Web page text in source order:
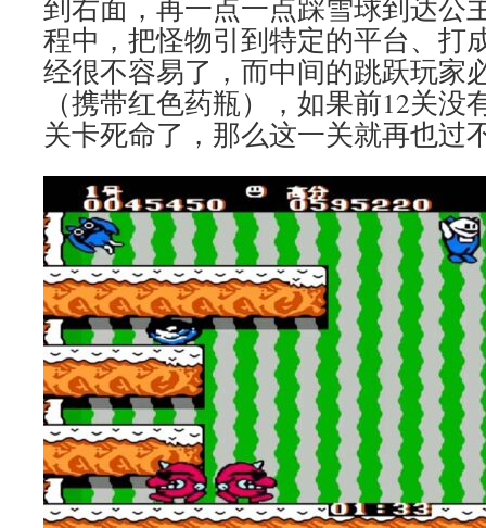
到右面，再一点一点踩雪球到达公
程中，把怪物引到特定的平台、打
经很不容易了，而中间的跳跃玩家
（携带红色药瓶），如果前12关
关卡死命了，那么这一关就再也过